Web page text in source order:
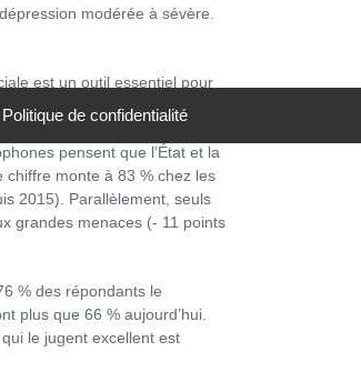
modérée à sévère.
est un outil essentiel pour
les politiques d’austérité
se ressent dans la
pensent que l’État et la
chiffre monte à 83 % chez les
2015). Parallèlement, seuls
grandes menaces (- 11 points
% des répondants le
plus que 66 % aujourd’hui.
le jugent excellent est
Politique de confidentialité